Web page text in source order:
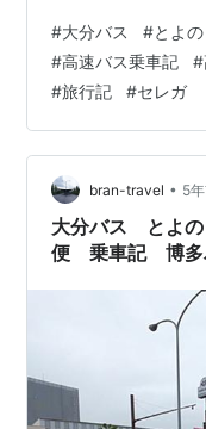
号」の気になる車
気になる座席や車内
楽しみながらの「と
関連記事 旅の始ま
大分新川からです
のバス停で、大分駅
#大分バス #とよ
#高速バス乗車記 #
#旅行記 #セレガ
bran-travel • 5
大分バス とよ
便 乗車記 博多